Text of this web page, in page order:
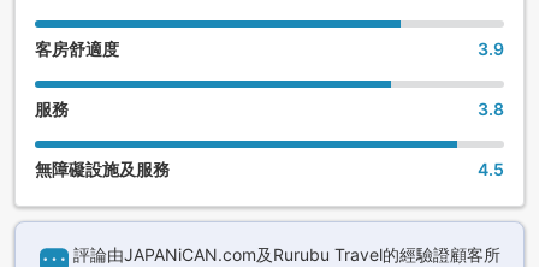
客房舒適度 3.9
服務 3.8
無障礙設施及服務 4.5
評論由JAPANiCAN.com及Rurubu Travel的經驗證顧客所